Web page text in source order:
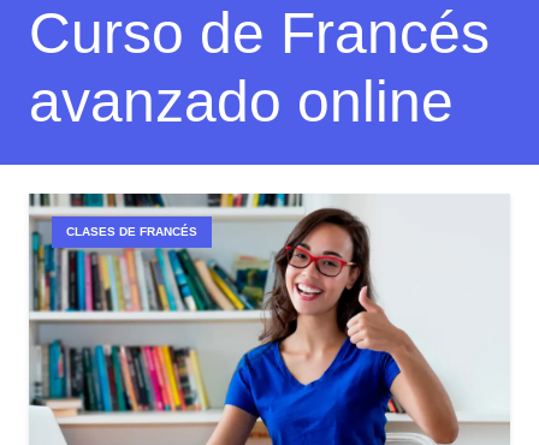
Curso de Francés
avanzado online
CLASES DE FRANCÉS